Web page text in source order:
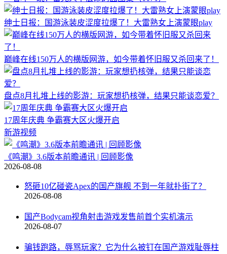
绅士日报：国游泳装皮涩度拉爆了！大雷熟女上演蒙眼play
巅峰在线150万人的横版网游，如今带着怀旧服又杀回来了！
盘点8月扎堆上线的影游：玩家想扔核弹，结果只能谈恋爱？
17周年庆典 争霸赛大区火爆开启
新游视频
《鸣潮》3.6版本前瞻通讯 | 回顾影像
2026-08-08
怒砸10亿碰瓷Apex的国产旗舰 不到一年就扑街了？
2026-08-08
国产Bodycam视角射击游戏发售前首个实机演示
2026-08-07
骗钱跑路，辱骂玩家？它为什么被钉在国产游戏耻辱柱